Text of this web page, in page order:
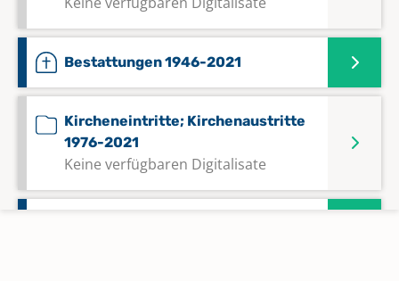
Bestattungen 1946-2021
Kircheneintritte; Kirchenaustritte
1976-2021
Keine verfügbaren Digitalisate